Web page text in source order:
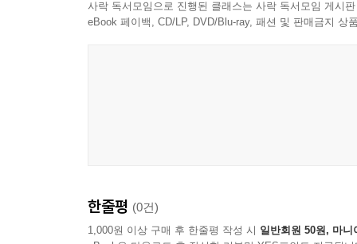
사락 독서모임으로 진행된 클래스는 사락 독서모임 게시
eBook 페이백, CD/LP, DVD/Blu-ray, 패션 및 판매금지 상
한줄평 (0건)
1,000원 이상 구매 후 한줄평 작성 시 일반회원 50원, 마니